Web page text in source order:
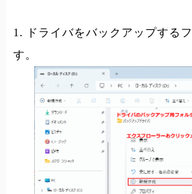
1. ドライバをバックアップする
す。